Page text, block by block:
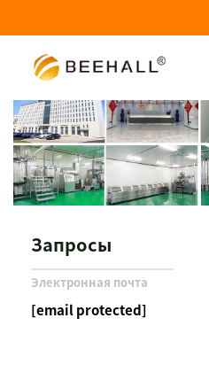
Запросы
Электронная почта
[email protected]